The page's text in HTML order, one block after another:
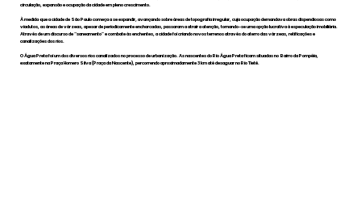
circulação, expansão e ocupação da cidade em pleno crescimento.
À medida que a cidade de São Paulo começa a se expandir, avançando sobre áreas de topografia irregular, cuja ocupação demandava obras dispendiosas como
viadutos, as áreas de várzeas, apesar de periodicamente encharcadas, passaram a atrair a atenção, tornando-se uma opção lucrativa à especulação imobiliária.
Através de um discurso de “saneamento” e combate às enchentes, a cidade foi criando novos terrenos através do aterro das várzeas, retificações e
canalizações dos rios.
O Água Preta foi um dos diversos rios canalizados no processo de urbanização. As nascentes do Rio Água Preta ficam situadas no Bairro da Pompéia,
exatamente na Praça Homero Silva (Praça da Nascente), percorrendo aproximadamente 3 km até desaguar no Rio Tietê.